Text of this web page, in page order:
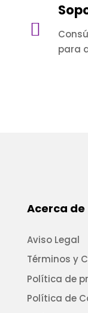

para
Acerca de
Aviso Legal
Términos y
Política de
Política de